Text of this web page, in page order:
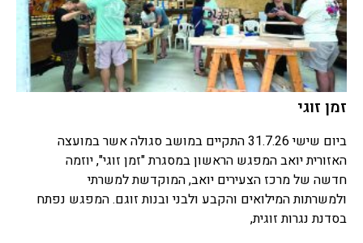
זמן זוגי
ביום שישי 31.7.26 התקיים במושב סגולה אשר במועצה
האזורית יואב המפגש הראשון במסגרת "זמן זוגי", יוזמה
חדשה של מרכז הצעירים יואב, המוקדשת למשרתי
ולמשרתות המילואים והקבע ולבני ובנות זוגם. המפגש נפתח
בסדנת נגרות זוגית,